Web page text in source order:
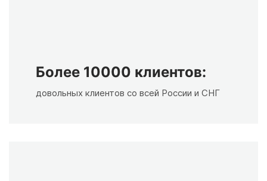
Более 10000 клиентов:
довольных клиентов со всей России и СНГ